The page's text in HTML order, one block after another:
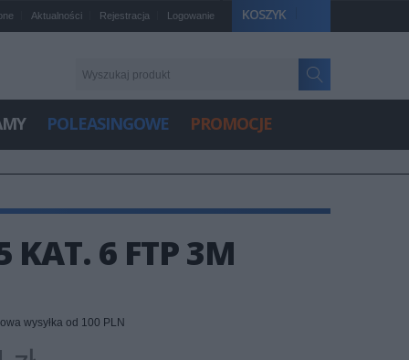
KOSZYK
Aktualności Rejestracja Logowanie
POLEASINGOWE PROMOCJE
KAT. 6 FTP 3M
wysyłka od 100 PLN